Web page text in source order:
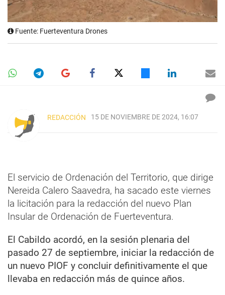
Fuente: Fuerteventura Drones
REDACCIÓN 15 DE NOVIEMBRE DE 2024, 16:07
El servicio de Ordenación del Territorio, que dirige
Nereida Calero Saavedra, ha sacado este viernes
la licitación para la redacción del nuevo Plan
Insular de Ordenación de Fuerteventura.
El Cabildo acordó, en la sesión plenaria del
pasado 27 de septiembre, iniciar la redacción de
un nuevo PIOF y concluir definitivamente el que
llevaba en redacción más de quince años.